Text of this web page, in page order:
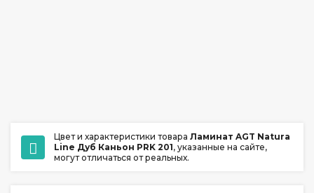
Цвет и характеристики товара Ламинат AGT Natura
Line Дуб Каньон PRK 201, указанные на сайте,
могут отличаться от реальных.